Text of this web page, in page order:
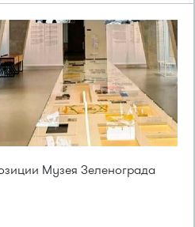
Музея Зеленограда